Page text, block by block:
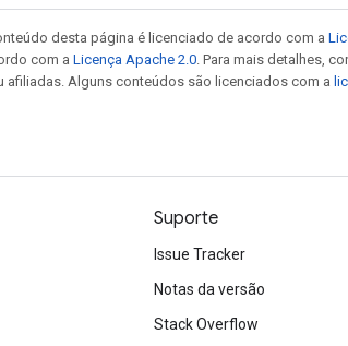
desta página é licenciado de acordo com a
com a Licença Apache 2.0 . Para mais detalhes,
afiliadas. Alguns conteúdos são licenciados com a
Suporte
Issue Tracker
Notas da versão
Stack Overflow